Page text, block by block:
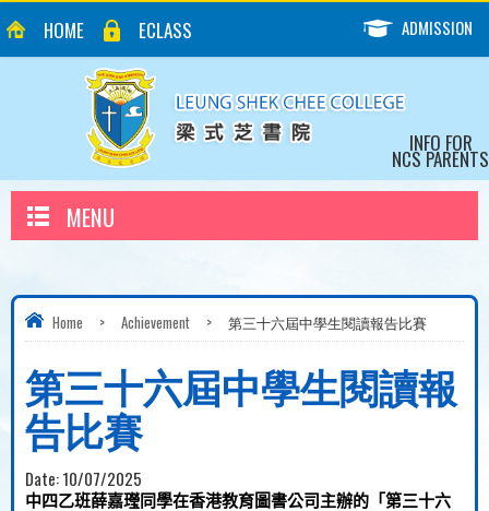
HOME ECLASS ADMISSION
INFO FOR
NCS PARENTS
MENU
Home > Achievement > 第三十六屆中學生閱讀報告比賽
第三十六屆中學生閱讀報
告比賽
Date:10/07/2025
中四乙班薛嘉㼆同學在香港教育圖書公司主辦的「第三十六